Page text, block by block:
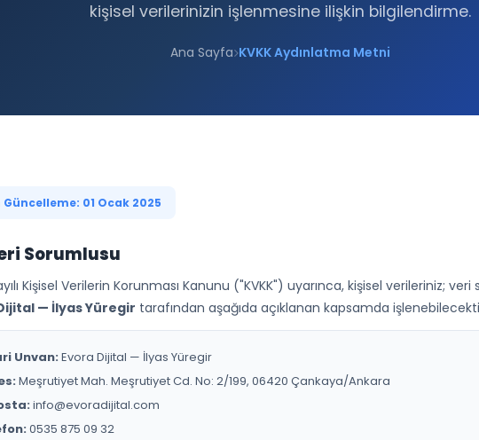
kişisel verilerinizin işlenmesine ilişkin bilgilendirme.
Ana Sayfa KVKK Aydınlatma Metni
Güncelleme: 01 Ocak 2025
Sorumlusu
Kişisel Verilerin Korunması Kanunu ("KVKK") uyarınca, kişisel verileriniz;
— İlyas Yüregir tarafından aşağıda açıklanan kapsamda
Unvan: Evora Dijital — İlyas Yüregir
Meşrutiyet Mah. Meşrutiyet Cd. No: 2/199, 06420 Çankaya/Ankara
info@evoradijital.com
0535 875 09 32